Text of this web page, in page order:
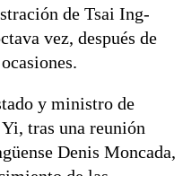
de Tsai Ing-
vez, después de
y ministro de
tras una reunión
Denis Moncada,